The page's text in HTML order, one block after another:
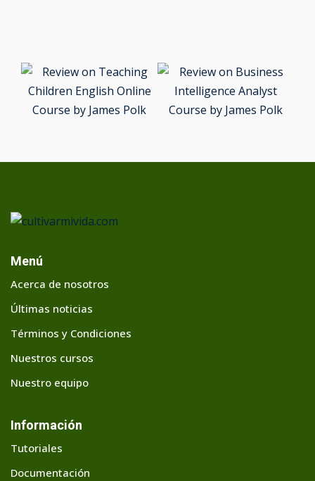
Menú
Acerca de nosotros
Últimas noticias
Términos y Condiciones
Nuestros cursos
Nuestro equipo
Información
Tutoriales
Documentación